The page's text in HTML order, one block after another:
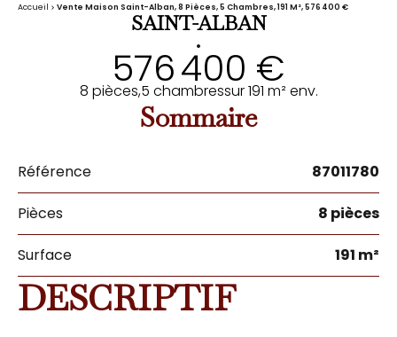
Accueil Vente Maison Saint-Alban, 8 Pièces, 5 Chambres, 191 M², 576 400 €
SAINT-ALBAN
•
576 400 €
8 pièces,5 chambressur 191 m² env.
Sommaire
Référence 87011780
Pièces 8 pièces
Surface 191 m²
DESCRIPTIF